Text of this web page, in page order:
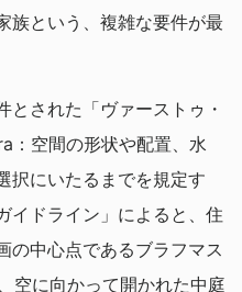
族という、複雑な要件が最
とされた「ヴァーストゥ・
：空間の形状や配置、水
択にいたるまでを規定す
イドライン」によると、住
の中心点であるブラフマス
空に向かって開かれた中庭